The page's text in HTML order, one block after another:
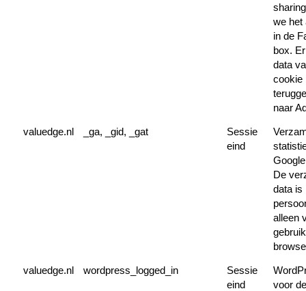
we het
in de
box.
data
cookie
naar
valuedge.nl _ga, _gid, _gat
Sessie
eind
De
data is
alleen
valuedge.nl wordpress_logged_in
Sessie
eind
voor